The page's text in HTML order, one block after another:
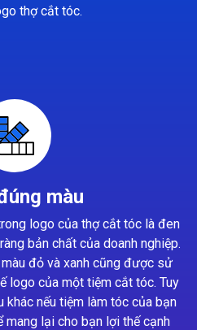
thợ cắt tóc.
màu
logo của thợ cắt tóc là đen
bản chất của doanh nghiệp.
màu đỏ và xanh cũng được sử
logo của một tiệm cắt tóc. Tuy
khác nếu tiệm làm tóc của bạn
lại cho bạn lợi thế cạnh